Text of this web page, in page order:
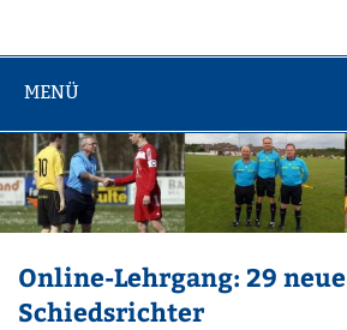
MENÜ
Online-Lehrgang: 29 neue
Schiedsrichter